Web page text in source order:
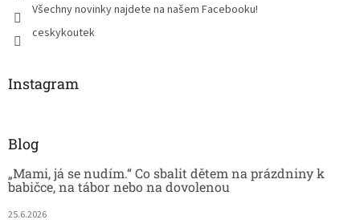
Všechny novinky najdete na našem Facebooku!
ceskykoutek
Instagram
Blog
„Mami, já se nudím.“ Co sbalit dětem na prázdniny k
babičce, na tábor nebo na dovolenou
25.6.2026